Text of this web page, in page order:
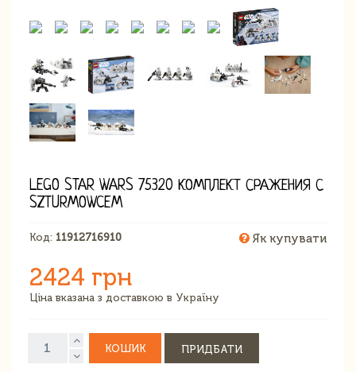
LEGO STAR WARS 75320 КОМПЛЕКТ СРАЖЕНИЯ С
SZTURMOWCEM
Код: 11912716910 Як купувати
2424 грн
Ціна вказана з доставкою в Україну
КОШИК ПРИДБАТИ